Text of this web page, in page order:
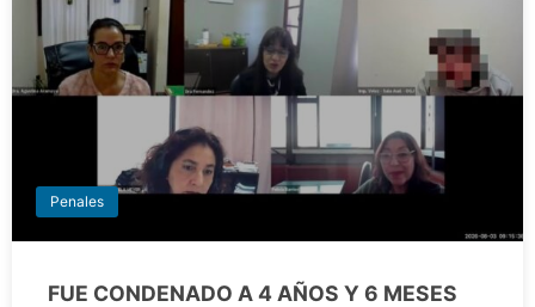
Penales
FUE CONDENADO A 4 AÑOS Y 6 MESES